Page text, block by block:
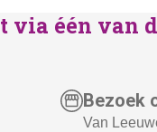
via één van
Bezoek
Van